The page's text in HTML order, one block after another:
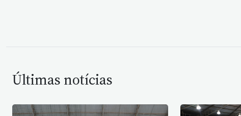
Últimas notícias